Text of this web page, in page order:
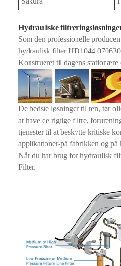
Hydrauliske
Som den professionelle
hydraulisk filter HD1044
Konstrueret til dagens stationære
De bedste løsninger til ren, tør
at have de rigtige filtre,
tjenester til at beskytte kritiske
applikationer-på fabrikken og på
Når du har brug for hydraulisk
Filter.